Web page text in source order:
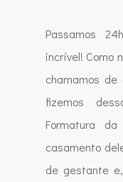
Passamos
incrível! Como
chamamos
fizemos
Formatura
casamento
de gestante